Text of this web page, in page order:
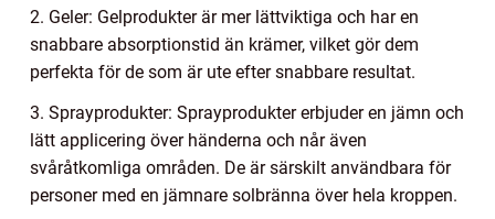
2. Geler: Gelprodukter är mer lättviktiga och har en
snabbare absorptionstid än krämer, vilket gör dem
perfekta för de som är ute efter snabbare resultat.
3. Sprayprodukter: Sprayprodukter erbjuder en jämn och
lätt applicering över händerna och når även
svåråtkomliga områden. De är särskilt användbara för
personer med en jämnare solbränna över hela kroppen.